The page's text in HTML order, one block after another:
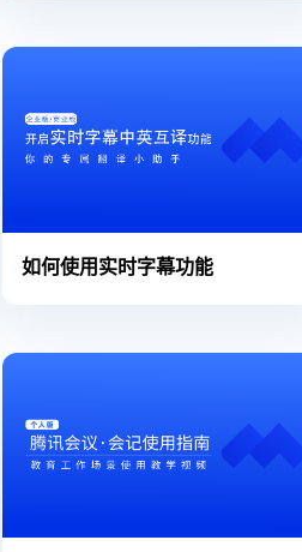
如何使用实时字幕功能